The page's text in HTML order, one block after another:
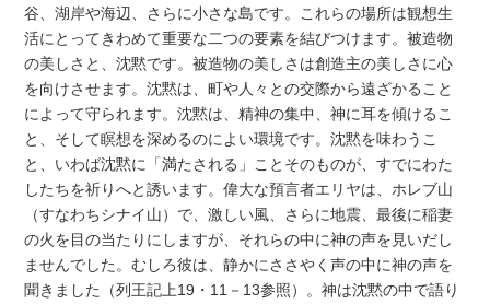
谷、湖岸や海辺、さらに小さな島です。これらの場所は観想生
活にとってきわめて重要な二つの要素を結びつけます。被造物
の美しさと、沈黙です。被造物の美しさは創造主の美しさに心
を向けさせます。沈黙は、町や人々との交際から遠ざかること
によって守られます。沈黙は、精神の集中、神に耳を傾けるこ
と、そして瞑想を深めるのによい環境です。沈黙を味わうこ
と、いわば沈黙に「満たされる」ことそのものが、すでにわた
したちを祈りへと誘います。偉大な預言者エリヤは、ホレブ山
（すなわちシナイ山）で、激しい風、さらに地震、最後に稲妻
の火を目の当たりにしますが、それらの中に神の声を見いだし
ませんでした。むしろ彼は、静かにささやく声の中に神の声を
聞きました（列王記上19・11－13参照）。神は沈黙の中で語り